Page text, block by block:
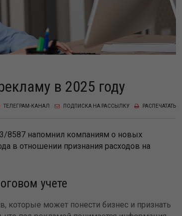
в 2025 году
РАСПЕЧАТАТЬ
ПОДПИСКА НА РАССЫЛКУ
ТЕЛЕГРАМ-КАНАЛ
8587 напомнил компаниям о новых
в отношении признания расходов на
учете
которые может понести бизнес и признать